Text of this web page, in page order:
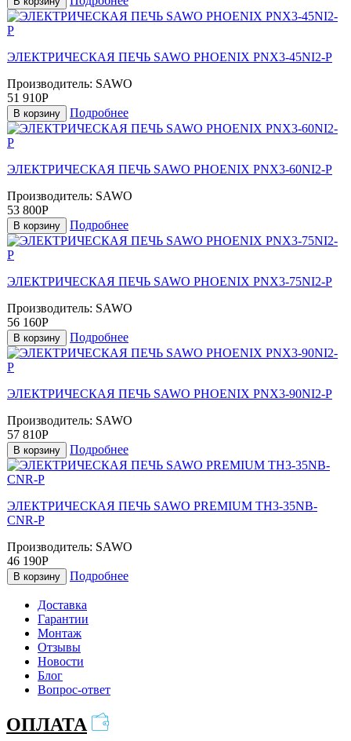
ЭЛЕКТРИЧЕСКАЯ ПЕЧЬ SAWO PHOENIX PNX3-45NI2-P
Производитель: SAWO
51 910Р
В корзину Подробнее
ЭЛЕКТРИЧЕСКАЯ ПЕЧЬ SAWO PHOENIX PNX3-60NI2-P
Производитель: SAWO
53 800Р
В корзину Подробнее
ЭЛЕКТРИЧЕСКАЯ ПЕЧЬ SAWO PHOENIX PNX3-75NI2-P
Производитель: SAWO
56 160Р
В корзину Подробнее
ЭЛЕКТРИЧЕСКАЯ ПЕЧЬ SAWO PHOENIX PNX3-90NI2-P
Производитель: SAWO
57 810Р
В корзину Подробнее
ЭЛЕКТРИЧЕСКАЯ ПЕЧЬ SAWO PREMIUM TH3-35NB-
CNR-P
Производитель: SAWO
46 190Р
В корзину Подробнее
Доставка
Гарантии
Монтаж
Отзывы
Новости
Блог
Вопрос-ответ
ОПЛАТА